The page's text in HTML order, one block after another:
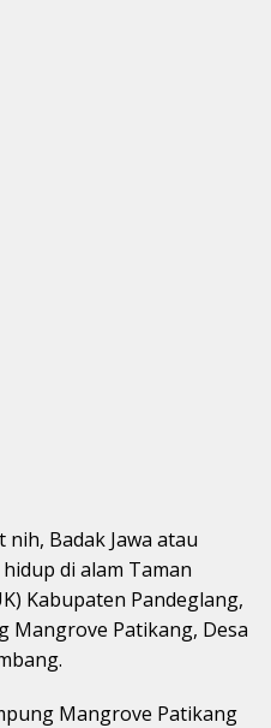
nih, Badak Jawa atau
di alam Taman
Kabupaten Pandeglang,
Mangrove Patikang, Desa
Mangrove Patikang